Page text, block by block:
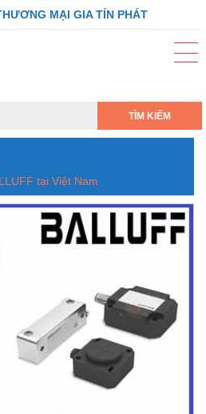
MẠI GIA TÍN PHÁT
TÌM KIẾM
tại Việt Nam